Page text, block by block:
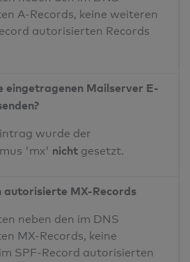
A-Records, keine weiteren
autorisierten Records
eingetragenen Mailserver E-
wurde der
'mx' nicht gesetzt.
autorisierte MX-Records
neben den im DNS
MX-Records, keine
SPF-Record autorisierten